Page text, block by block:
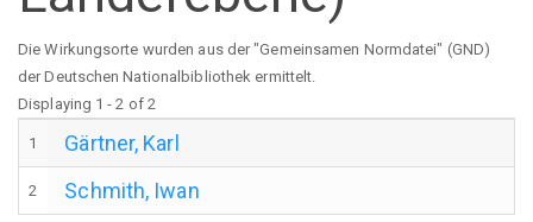
Die Wirkungsorte wurden aus der "Gemeinsamen Normdatei" (GND)
der Deutschen Nationalbibliothek ermittelt.
Displaying 1 - 2 of 2
1 Gärtner, Karl
2 Schmith, Iwan